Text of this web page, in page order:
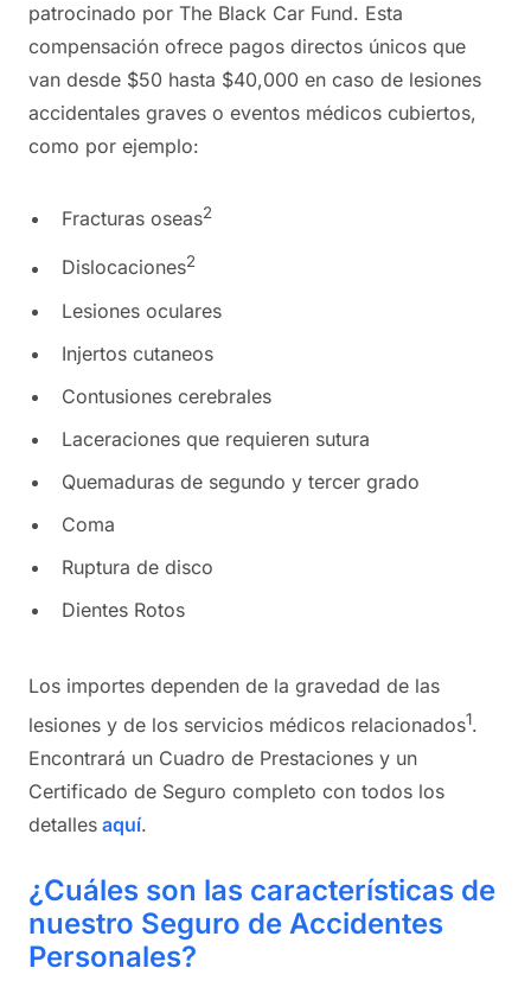
patrocinado por The Black Car Fund. Esta
compensación ofrece pagos directos únicos que
van desde $50 hasta $40,000 en caso de lesiones
accidentales graves o eventos médicos cubiertos,
como por ejemplo:
Fracturas oseas2
Dislocaciones2
Lesiones oculares
Injertos cutaneos
Contusiones cerebrales
Laceraciones que requieren sutura
Quemaduras de segundo y tercer grado
Coma
Ruptura de disco
Dientes Rotos
Los importes dependen de la gravedad de las
lesiones y de los servicios médicos relacionados1.
Encontrará un Cuadro de Prestaciones y un
Certificado de Seguro completo con todos los
detalles aquí.
¿Cuáles son las características de
nuestro Seguro de Accidentes
Personales?